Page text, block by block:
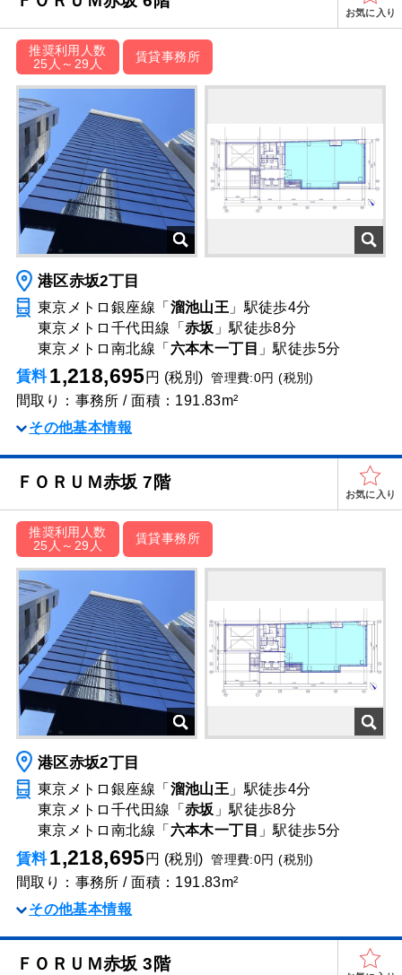
お気に入り
推奨利用人数
25人～29人
賃貸事務所
港区赤坂2丁目
東京メトロ銀座線「 溜池山王 」駅徒歩4分
東京メトロ千代田線「 赤坂 」駅徒歩8分
東京メトロ南北線「 六本木一丁目 」駅徒歩5分
賃料1,218,695円 (税別)管理費:0円 (税別)
間取り：事務所 / 面積：191.83m²
その他基本情報
ＦＯＲＵＭ赤坂 7階
お気に入り
推奨利用人数
25人～29人
賃貸事務所
港区赤坂2丁目
東京メトロ銀座線「 溜池山王 」駅徒歩4分
東京メトロ千代田線「 赤坂 」駅徒歩8分
東京メトロ南北線「 六本木一丁目 」駅徒歩5分
賃料1,218,695円 (税別)管理費:0円 (税別)
間取り：事務所 / 面積：191.83m²
その他基本情報
ＦＯＲＵＭ赤坂 3階